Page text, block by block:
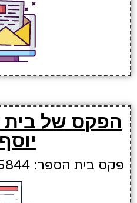
הפקס של בית
פקס בית הספר: 08-6815844